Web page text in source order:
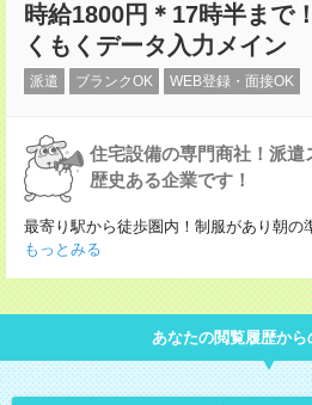
時給1800円＊17時半まで
くもくデータ入力メイン
派遣 ブランクOK WEB登録・面接OK
住宅設備の専門商社！派遣
歴史ある企業です！
最寄り駅から徒歩圏内！制服があり朝の
もっとみる
あなたの閲覧履歴から